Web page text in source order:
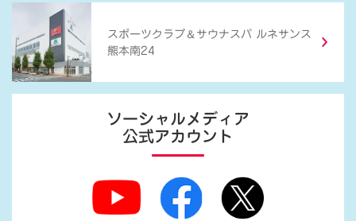
スポーツクラブ ＆ サウナスパ ルネサンス
熊本南24
ソーシャルメディア
公式アカウント